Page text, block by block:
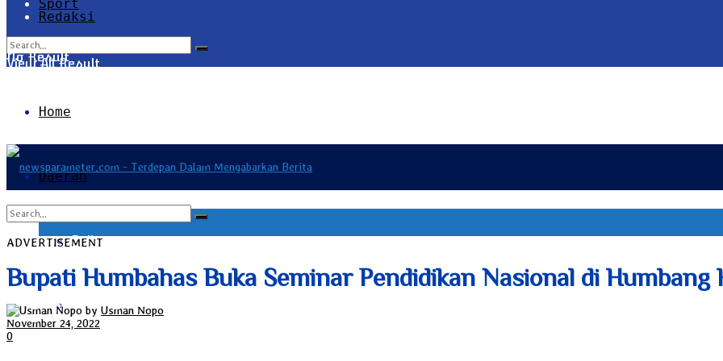
Sport
Redaksi
No Result
View All Result
Home
Daerah
Bali
Bangka Belitung
View All Result
ADVERTISEMENT
Bupati Humbahas Buka Seminar Pendidikan Nasional di Humbang
by Usman Nopo
November 24, 2022
0